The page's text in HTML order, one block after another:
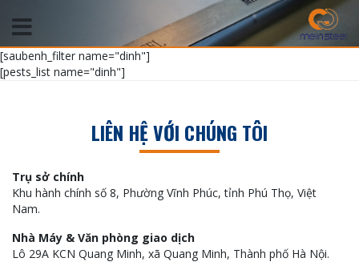
[saubenh_filter name="dinh"]
[pests_list name="dinh"]
LIÊN HỆ VỚI CHÚNG TÔI
Trụ sở chính
Khu hành chính số 8, Phường Vĩnh Phúc, tỉnh Phú Thọ, Việt
Nam.
Nhà Máy & Văn phòng giao dịch
Lô 29A KCN Quang Minh, xã Quang Minh, Thành phố Hà Nội.